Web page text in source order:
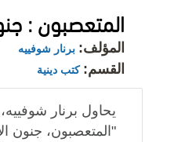
المتعصبون :
المؤلف: برنار شوفييه
القسم: كتب دينية
يحاول برنار
"المتعصبون، جنون